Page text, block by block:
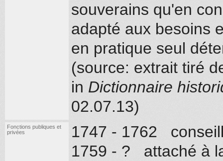
souverains qu'en
adapté aux besoins
en pratique seul
(source: extrait tiré
in Dictionnaire
02.07.13)
Fonctions publiques et
privées
1747 - 1762
1759 - ? attaché à